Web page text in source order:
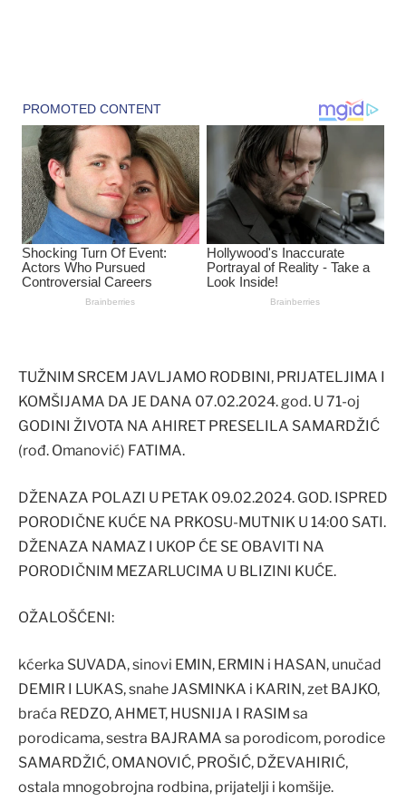
TUŽNIM SRCEM JAVLJAMO RODBINI, PRIJATELJIMA I
KOMŠIJAMA DA JE DANA 07.02.2024. god. U 71-oj
GODINI ŽIVOTA NA AHIRET PRESELILA SAMARDŽIĆ
(rođ. Omanović) FATIMA.
DŽENAZA POLAZI U PETAK 09.02.2024. GOD. ISPRED
PORODIČNE KUĆE NA PRKOSU-MUTNIK U 14:00 SATI.
DŽENAZA NAMAZ I UKOP ĆE SE OBAVITI NA
PORODIČNIM MEZARLUCIMA U BLIZINI KUĆE.
OŽALOŠĆENI:
kćerka SUVADA, sinovi EMIN, ERMIN i HASAN, unučad
DEMIR I LUKAS, snahe JASMINKA i KARIN, zet BAJKO,
braća REDZO, AHMET, HUSNIJA I RASIM sa
porodicama, sestra BAJRAMA sa porodicom, porodice
SAMARDŽIĆ, OMANOVIĆ, PROŠIĆ, DŽEVAHIRIĆ,
ostala mnogobrojna rodbina, prijatelji i komšije.